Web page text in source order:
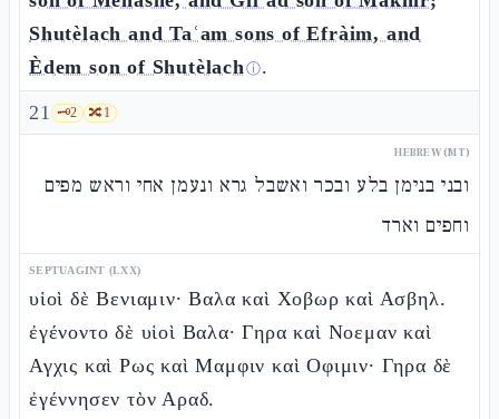
Shutèlach and Taʿam sons of Efràim, and
Èdem son of Shutèlachⓘ.
21 🗝️2 🔀1
HEBREW (MT)
ובני בנימן בלע ובכר ואשבל גרא ונעמן אחי וראש מפים
וחפים וארד
SEPTUAGINT (LXX)
υἱοὶ δὲ Βενιαμιν· Βαλα καὶ Χοβωρ καὶ Ασβηλ.
ἐγένοντο δὲ υἱοὶ Βαλα· Γηρα καὶ Νοεμαν καὶ
Αγχις καὶ Ρως καὶ Μαμφιν καὶ Οφιμιν· Γηρα δὲ
ἐγέννησεν τὸν Αραδ.